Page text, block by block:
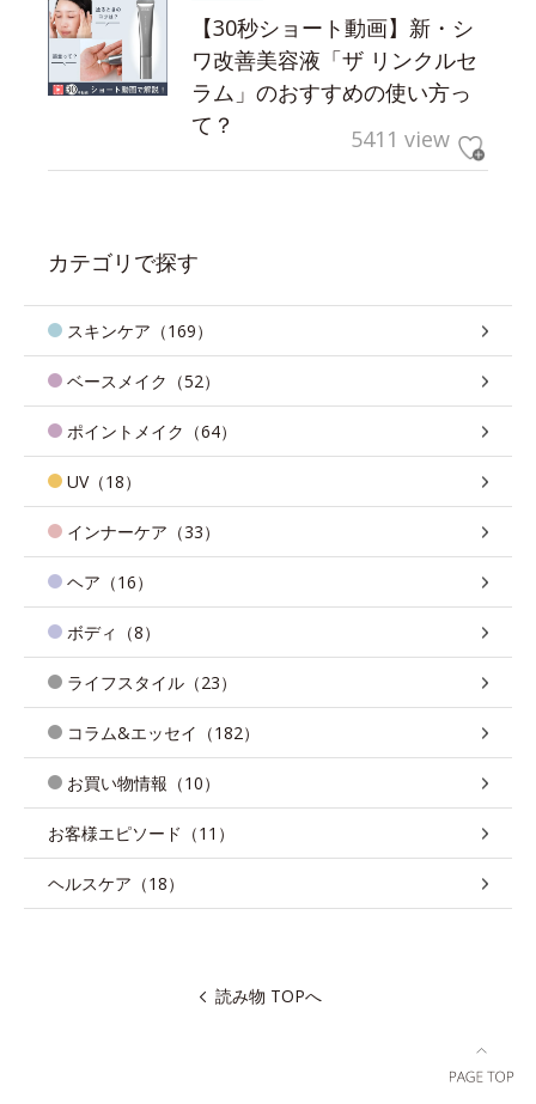
【30秒ショート動画】新・シ
ワ改善美容液「ザ リンクルセ
ラム」のおすすめの使い方っ
て？
5411 view
カテゴリで探す
スキンケア（169）
ベースメイク（52）
ポイントメイク（64）
UV（18）
インナーケア（33）
ヘア（16）
ボディ（8）
ライフスタイル（23）
コラム&エッセイ（182）
お買い物情報（10）
お客様エピソード（11）
ヘルスケア（18）
読み物 TOPへ